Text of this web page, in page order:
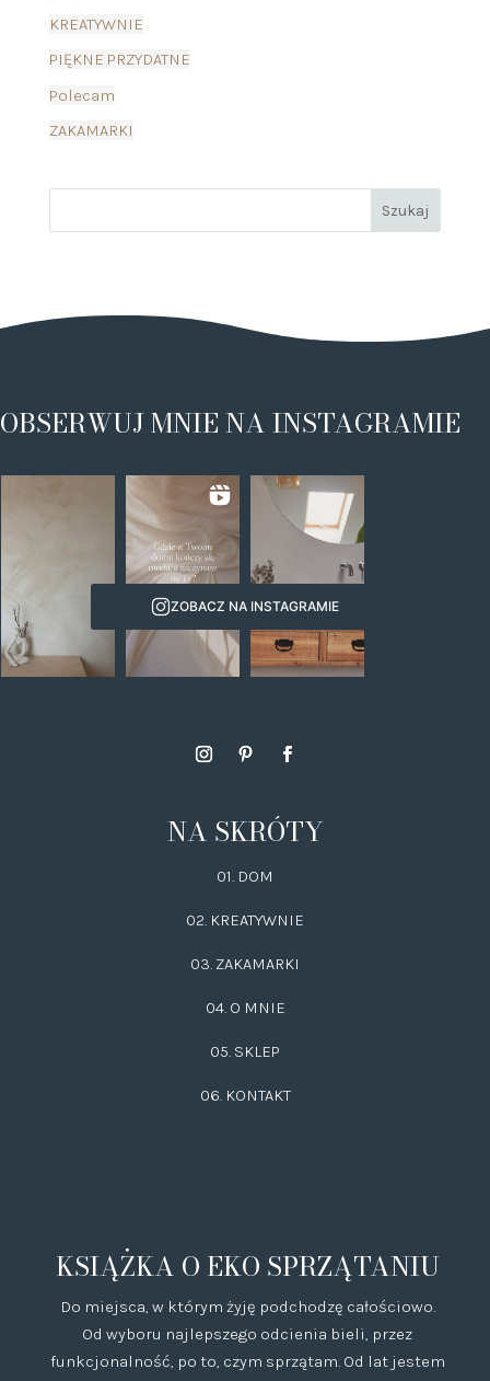
KREATYWNIE
PIĘKNE PRZYDATNE
Polecam
ZAKAMARKI
OBSERWUJ MNIE NA INSTAGRAMIE
ZOBACZ NA INSTAGRAMIE
NA SKRÓTY
01. DOM
02. KREATYWNIE
03. ZAKAMARKI
04. O MNIE
05. SKLEP
06. KONTAKT
KSIĄŻKA O EKO SPRZĄTANIU
Do miejsca, w którym żyję podchodzę całościowo.
Od wyboru najlepszego odcienia bieli, przez
funkcjonalność, po to, czym sprzątam. Od lat jestem